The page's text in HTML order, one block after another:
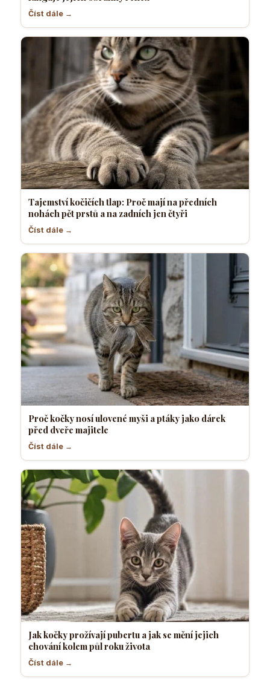
Číst dále →
Tajemství kočičích tlap: Proč mají na předních
nohách pět prstů a na zadních jen čtyři
Číst dále →
Proč kočky nosí ulovené myši a ptáky jako dárek
před dveře majitele
Číst dále →
Jak kočky prožívají pubertu a jak se mění jejich
chování kolem půl roku života
Číst dále →